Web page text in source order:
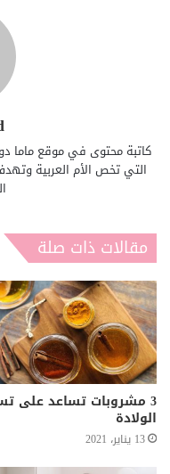
كاتبة محتوى في موقع ماما
التي تخص الأم العربية
مقالات ذات صلة
3 مشروبات تساعد على
الولادة
13 يناير، 2021